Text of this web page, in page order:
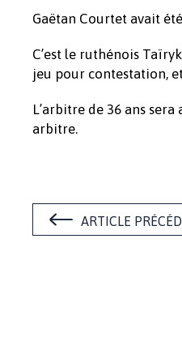
Gaëtan Courtet avait
C’est le ruthénois
jeu pour contestation,
L’arbitre de 36 ans
arbitre.
ARTICLE